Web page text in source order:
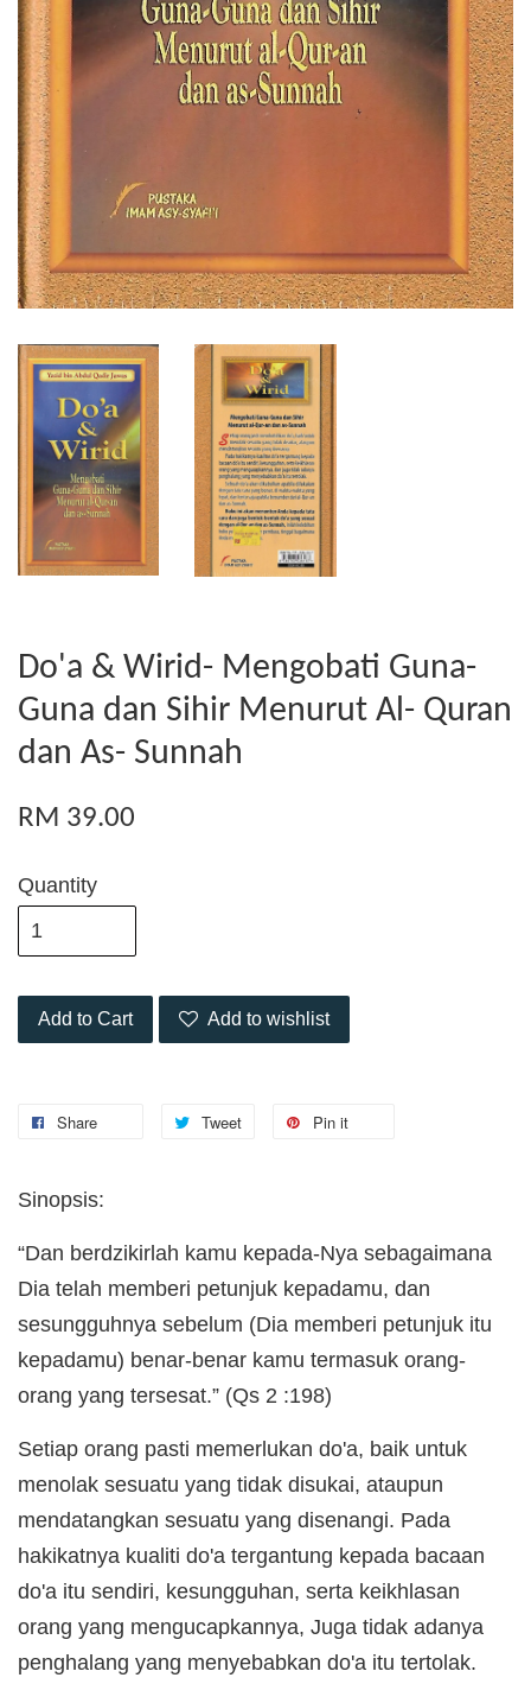
Do'a & Wirid- Mengobati Guna-
Guna dan Sihir Menurut Al- Quran
dan As- Sunnah
RM 39.00
Quantity
Add to Cart Add to wishlist
Share Tweet Pin it
Sinopsis:
“Dan berdzikirlah kamu kepada-Nya sebagaimana
Dia telah memberi petunjuk kepadamu, dan
sesungguhnya sebelum (Dia memberi petunjuk itu
kepadamu) benar-benar kamu termasuk orang-
orang yang tersesat.” (Qs 2 :198)
Setiap orang pasti memerlukan do'a, baik untuk
menolak sesuatu yang tidak disukai, ataupun
mendatangkan sesuatu yang disenangi. Pada
hakikatnya kualiti do'a tergantung kepada bacaan
do'a itu sendiri, kesungguhan, serta keikhlasan
orang yang mengucapkannya, Juga tidak adanya
penghalang yang menyebabkan do'a itu tertolak.